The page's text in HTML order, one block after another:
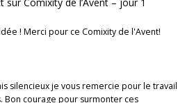
surComixity de l’Avent – jour 1
! Merci pour ce Comixity de l'Avent!
silencieux je vous remercie pour le travail
Bon courage pour surmonter ces